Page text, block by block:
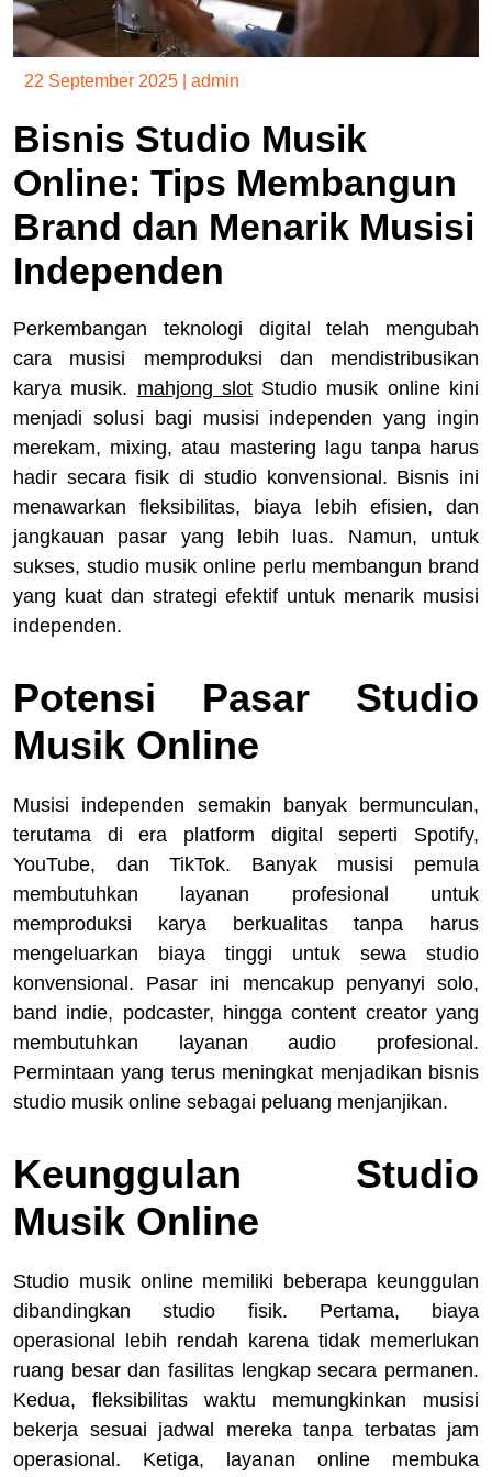
22 September 2025 admin
Bisnis Studio Musik
Online: Tips Membangun
Brand dan Menarik Musisi
Independen
Perkembangan teknologi digital telah mengubah
cara musisi memproduksi dan mendistribusikan
karya musik. mahjong slotStudio musik online kini
menjadi solusi bagi musisi independen yang ingin
merekam, mixing, atau mastering lagu tanpa harus
hadir secara fisik di studio konvensional. Bisnis ini
menawarkan fleksibilitas, biaya lebih efisien, dan
jangkauan pasar yang lebih luas. Namun, untuk
sukses, studio musik online perlu membangun brand
yang kuat dan strategi efektif untuk menarik musisi
independen.
Potensi Pasar Studio
Musik Online
Musisi independen semakin banyak bermunculan,
terutama di era platform digital seperti Spotify,
YouTube, dan TikTok. Banyak musisi pemula
membutuhkan layanan profesional untuk
memproduksi karya berkualitas tanpa harus
mengeluarkan biaya tinggi untuk sewa studio
konvensional. Pasar ini mencakup penyanyi solo,
band indie, podcaster, hingga content creator yang
membutuhkan layanan audio profesional.
Permintaan yang terus meningkat menjadikan bisnis
studio musik online sebagai peluang menjanjikan.
Keunggulan Studio
Musik Online
Studio musik online memiliki beberapa keunggulan
dibandingkan studio fisik. Pertama, biaya
operasional lebih rendah karena tidak memerlukan
ruang besar dan fasilitas lengkap secara permanen.
Kedua, fleksibilitas waktu memungkinkan musisi
bekerja sesuai jadwal mereka tanpa terbatas jam
operasional. Ketiga, layanan online membuka